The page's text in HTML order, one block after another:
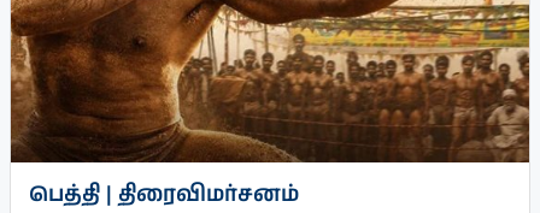
பெத்தி | திரைவிமர்சனம்